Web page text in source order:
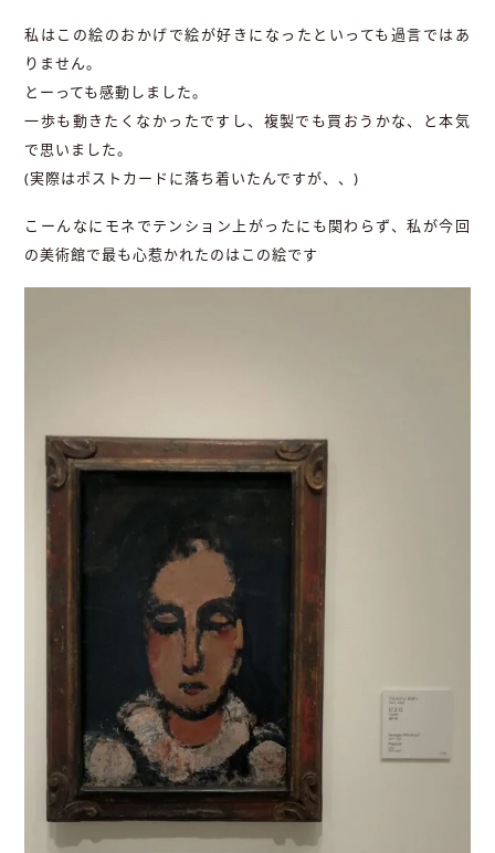
私はこの絵のおかげで絵が好きになったといっても過言ではあ
りません。
とーっても感動しました。
一歩も動きたくなかったですし、複製でも買おうかな、と本気
で思いました。
(実際はポストカードに落ち着いたんですが、、)
こーんなにモネでテンション上がったにも関わらず、私が今回
の美術館で最も心惹かれたのはこの絵です